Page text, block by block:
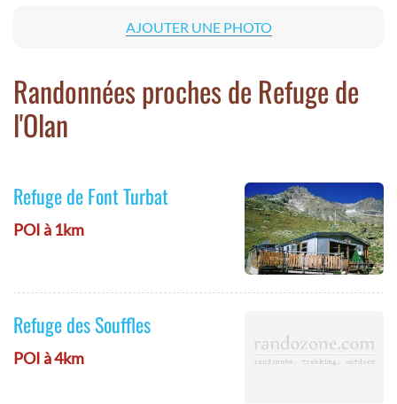
AJOUTER UNE PHOTO
Randonnées proches de Refuge de
l'Olan
Refuge de Font Turbat
POI à 1km
Refuge des Souffles
POI à 4km